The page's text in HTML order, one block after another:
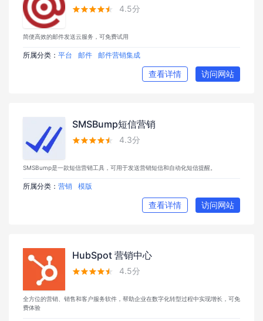
 4.5分
简便高效的邮件发送云服务，可免费试用
所属分类： 平台 邮件 邮件营销集成
查看详情 访问网站
SMSBump短信营销
 4.3分
SMSBump是一款短信营销工具，可用于发送营销短信和自动化短信提醒。
所属分类： 营销 模版
查看详情 访问网站
HubSpot 营销中心
 4.5分
全方位的营销、销售和客户服务软件，帮助企业在数字化转型过程中实现增长，可免
费体验